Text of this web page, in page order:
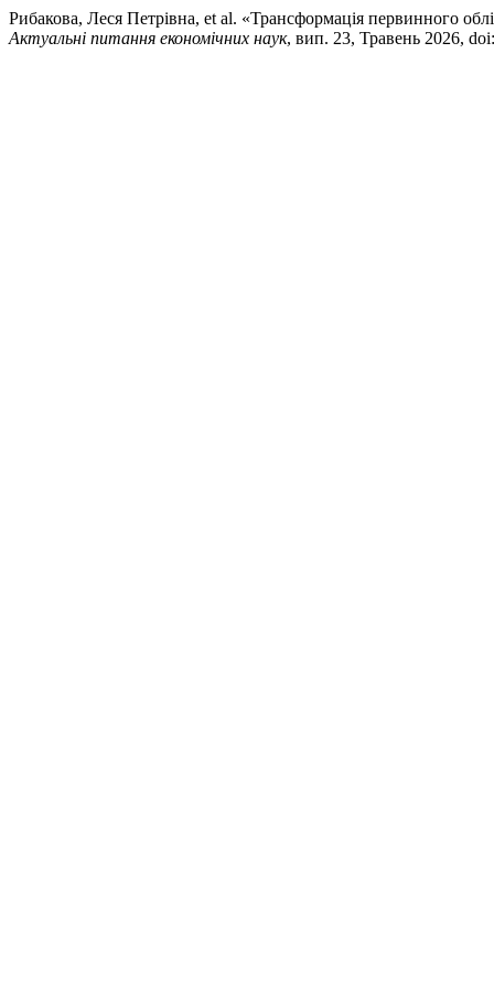
Рибакова, Леся Петрівна, et al. «Трансформація первинного
Актуальні питання економічних наук, вип. 23, Травень 2026,